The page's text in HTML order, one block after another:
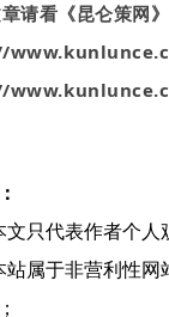
请看《昆仑策网
文只代表作者个人
站属于非营利性